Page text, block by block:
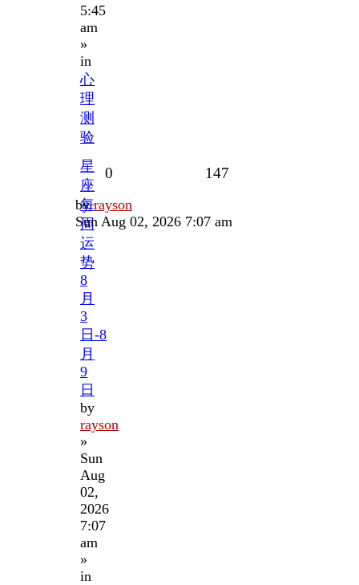
5:45
am
»
in
心
理
测
验
星
座
每
周
运
势
8
月
3
日-8
月
9
日
by
rayson
»
Sun
Aug
02,
2026
7:07
am
»
in
0 147
Last
post
byrayson
Sun Aug 02, 2026 7:07 am